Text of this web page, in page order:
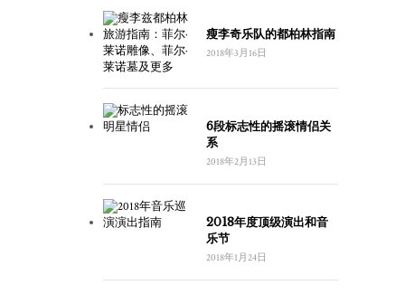
瘦李奇乐队的都柏林指南
2018年3月16日
6段标志性的摇滚情侣关
系
2018年2月13日
2018年度顶级演出和音
乐节
2018年1月24日